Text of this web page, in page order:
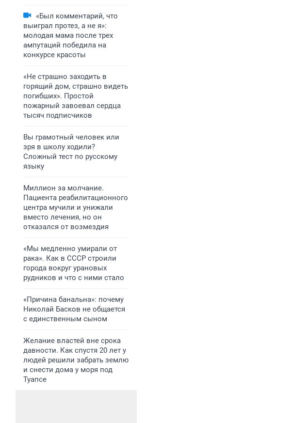
«Был комментарий, что
выиграл протез, а не я»:
молодая мама после трех
ампутаций победила на
конкурсе красоты
«Не страшно заходить в
горящий дом, страшно видеть
погибших». Простой
пожарный завоевал сердца
тысяч подписчиков
Вы грамотный человек или
зря в школу ходили?
Сложный тест по русскому
языку
Миллион за молчание.
Пациента реабилитационного
центра мучили и унижали
вместо лечения, но он
отказался от возмездия
«Мы медленно умирали от
рака». Как в СССР строили
города вокруг урановых
рудников и что с ними стало
«Причина банальна»: почему
Николай Басков не общается
с единственным сыном
Желание властей вне срока
давности. Как спустя 20 лет у
людей решили забрать землю
и снести дома у моря под
Туапсе